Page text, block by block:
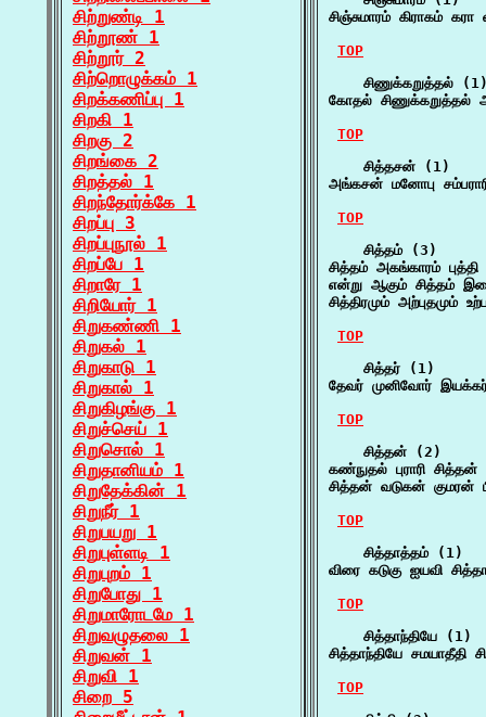
சிற்றுண்டி 1
சிற்றூண் 1
சிற்றூர் 2
சிற்றொழுக்கம் 1
சிறக்கணிப்பு 1
சிறகி 1
சிறகு 2
சிறங்கை 2
சிறத்தல் 1
சிறந்தோர்க்கே 1
சிறப்பு 3
சிறப்புநூல் 1
சிறப்பே 1
சிறாரே 1
சிறியோர் 1
சிறுகண்ணி 1
சிறுகல் 1
சிறுகாடு 1
சிறுகால் 1
சிறுகிழங்கு 1
சிறுச்செய் 1
சிறுசொல் 1
சிறுதானியம் 1
சிறுதேக்கின் 1
சிறுநீர் 1
சிறுபயறு 1
சிறுபுள்ளடி 1
சிறுபுறம் 1
சிறுபோது 1
சிறுமாரோடமே 1
சிறுவழுதலை 1
சிறுவன் 1
சிறுவி 1
சிறை 5
சிஞ்சுமாரம் கிராகம்
TOP
சிணுக்கறுத்தல்
கோதல்
TOP
    சித்தசன் (1)
அங்கசன் மனோபு
TOP
    சித்தம் (3)
சித்தம் அகங்காரம்
என்று ஆகும் சித்தம்
சித்திரமும்
TOP
    சித்தர் (1)
தேவர் முனிவோர்
TOP
    சித்தன் (2)
கண்நுதல் புராரி
சித்தன் வடுகன்
TOP
    சித்தாத்தம் (1)
விரை கடுகு ஐயவி
TOP
    சித்தாந்தியே (1)
சித்தாந்தியே சமயாதீதி
TOP